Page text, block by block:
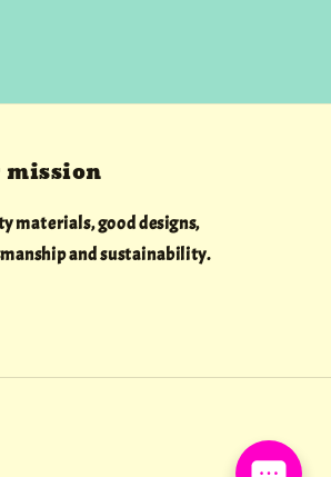
mission
materials, good designs,
and sustainability.